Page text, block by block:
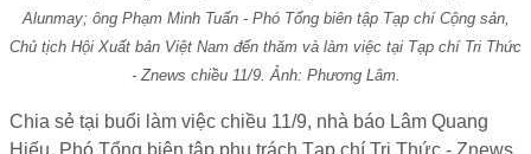
Alunmay; ông Phạm Minh Tuấn - Phó Tổng biên tập Tạp chí Cộng sản,
Chủ tịch Hội Xuất bản Việt Nam đến thăm và làm việc tại Tạp chí Tri Thức
- Znews chiều 11/9. Ảnh: Phương Lâm.
Chia sẻ tại buổi làm việc chiều 11/9, nhà báo Lâm Quang
Hiếu, Phó Tổng biên tập phụ trách Tạp chí Tri Thức - Znews